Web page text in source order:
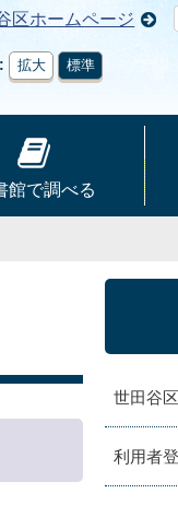
区ホームページ
拡大 標準
館で調べる
世田谷
利用者